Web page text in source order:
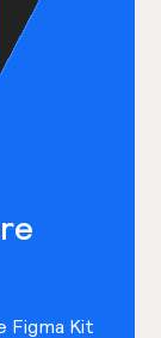
Figma Kit